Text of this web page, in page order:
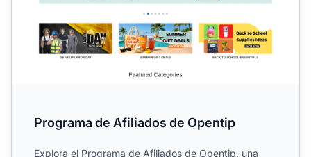
Programa de Afiliados de Opentip
Explora el Programa de Afiliados de Opentip, una